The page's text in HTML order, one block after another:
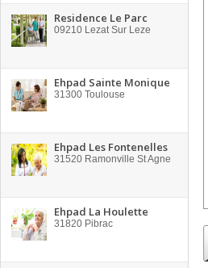
Residence Le Parc
09210 Lezat Sur Leze
Ehpad Sainte Monique
31300 Toulouse
Ehpad Les Fontenelles
31520 Ramonville St Agne
Ehpad La Houlette
31820 Pibrac